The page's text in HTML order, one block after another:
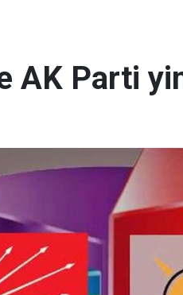
AK Parti